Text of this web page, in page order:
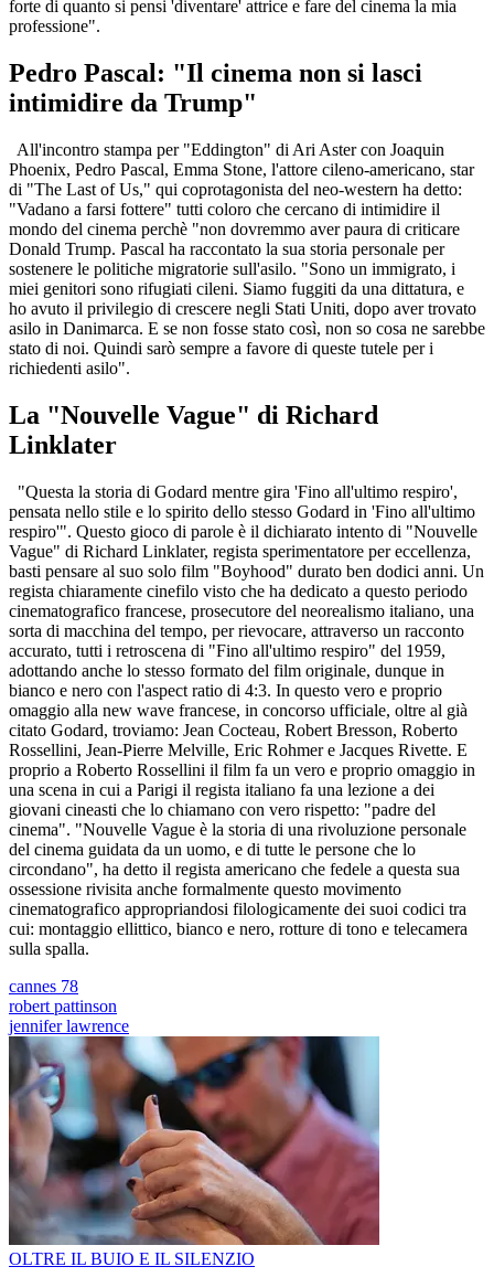
forte di quanto si pensi 'diventare' attrice e fare del cinema la mia
professione".
Pedro Pascal: "Il cinema non si lasci
intimidire da Trump"
All'incontro stampa per "Eddington" di Ari Aster con Joaquin
Phoenix, Pedro Pascal, Emma Stone, l'attore cileno-americano, star
di "The Last of Us," qui coprotagonista del neo-western ha detto:
"Vadano a farsi fottere" tutti coloro che cercano di intimidire il
mondo del cinema perchè "non dovremmo aver paura di criticare
Donald Trump. Pascal ha raccontato la sua storia personale per
sostenere le politiche migratorie sull'asilo. "Sono un immigrato, i
miei genitori sono rifugiati cileni. Siamo fuggiti da una dittatura, e
ho avuto il privilegio di crescere negli Stati Uniti, dopo aver trovato
asilo in Danimarca. E se non fosse stato così, non so cosa ne sarebbe
stato di noi. Quindi sarò sempre a favore di queste tutele per i
richiedenti asilo".
La "Nouvelle Vague" di Richard
Linklater
"Questa la storia di Godard mentre gira 'Fino all'ultimo respiro',
pensata nello stile e lo spirito dello stesso Godard in 'Fino all'ultimo
respiro'". Questo gioco di parole è il dichiarato intento di "Nouvelle
Vague" di Richard Linklater, regista sperimentatore per eccellenza,
basti pensare al suo solo film "Boyhood" durato ben dodici anni. Un
regista chiaramente cinefilo visto che ha dedicato a questo periodo
cinematografico francese, prosecutore del neorealismo italiano, una
sorta di macchina del tempo, per rievocare, attraverso un racconto
accurato, tutti i retroscena di "Fino all'ultimo respiro" del 1959,
adottando anche lo stesso formato del film originale, dunque in
bianco e nero con l'aspect ratio di 4:3. In questo vero e proprio
omaggio alla new wave francese, in concorso ufficiale, oltre al già
citato Godard, troviamo: Jean Cocteau, Robert Bresson, Roberto
Rossellini, Jean-Pierre Melville, Eric Rohmer e Jacques Rivette. E
proprio a Roberto Rossellini il film fa un vero e proprio omaggio in
una scena in cui a Parigi il regista italiano fa una lezione a dei
giovani cineasti che lo chiamano con vero rispetto: "padre del
cinema". "Nouvelle Vague è la storia di una rivoluzione personale
del cinema guidata da un uomo, e di tutte le persone che lo
circondano", ha detto il regista americano che fedele a questa sua
ossessione rivisita anche formalmente questo movimento
cinematografico appropriandosi filologicamente dei suoi codici tra
cui: montaggio ellittico, bianco e nero, rotture di tono e telecamera
sulla spalla.
cannes 78
robert pattinson
jennifer lawrence
OLTRE IL BUIO E IL SILENZIO